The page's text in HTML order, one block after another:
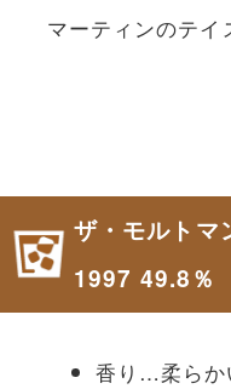
マーティンのテイ
ザ・モルト
1997 49.8％
香り…柔らか